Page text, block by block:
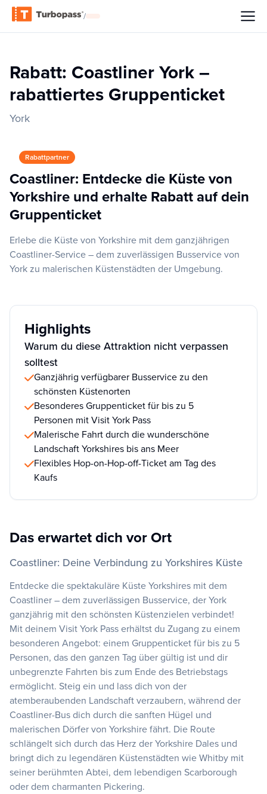
/
Rabatt: Coastliner York –
rabattiertes Gruppenticket
York
Rabattpartner
Coastliner: Entdecke die Küste von
Yorkshire und erhalte Rabatt auf dein
Gruppenticket
Erlebe die Küste von Yorkshire mit dem ganzjährigen
Coastliner-Service – dem zuverlässigen Busservice von
York zu malerischen Küstenstädten der Umgebung.
Highlights
Warum du diese Attraktion nicht verpassen
solltest
Ganzjährig verfügbarer Busservice zu den
schönsten Küstenorten
Besonderes Gruppenticket für bis zu 5
Personen mit Visit York Pass
Malerische Fahrt durch die wunderschöne
Landschaft Yorkshires bis ans Meer
Flexibles Hop-on-Hop-off-Ticket am Tag des
Kaufs
Das erwartet dich vor Ort
Coastliner: Deine Verbindung zu Yorkshires Küste
Entdecke die spektakuläre Küste Yorkshires mit dem
Coastliner – dem zuverlässigen Busservice, der York
ganzjährig mit den schönsten Küstenzielen verbindet!
Mit deinem Visit York Pass erhältst du Zugang zu einem
besonderen Angebot: einem Gruppenticket für bis zu 5
Personen, das den ganzen Tag über gültig ist und dir
unbegrenzte Fahrten bis zum Ende des Betriebstags
ermöglicht. Steig ein und lass dich von der
atemberaubenden Landschaft verzaubern, während der
Coastliner-Bus dich durch die sanften Hügel und
malerischen Dörfer von Yorkshire fährt. Die Route
schlängelt sich durch das Herz der Yorkshire Dales und
bringt dich zu legendären Küstenstädten wie Whitby mit
seiner berühmten Abtei, dem lebendigen Scarborough
oder dem charmanten Pickering.